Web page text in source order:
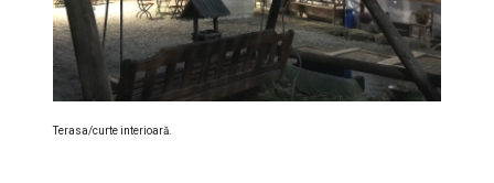
Terasa/curte interioară.